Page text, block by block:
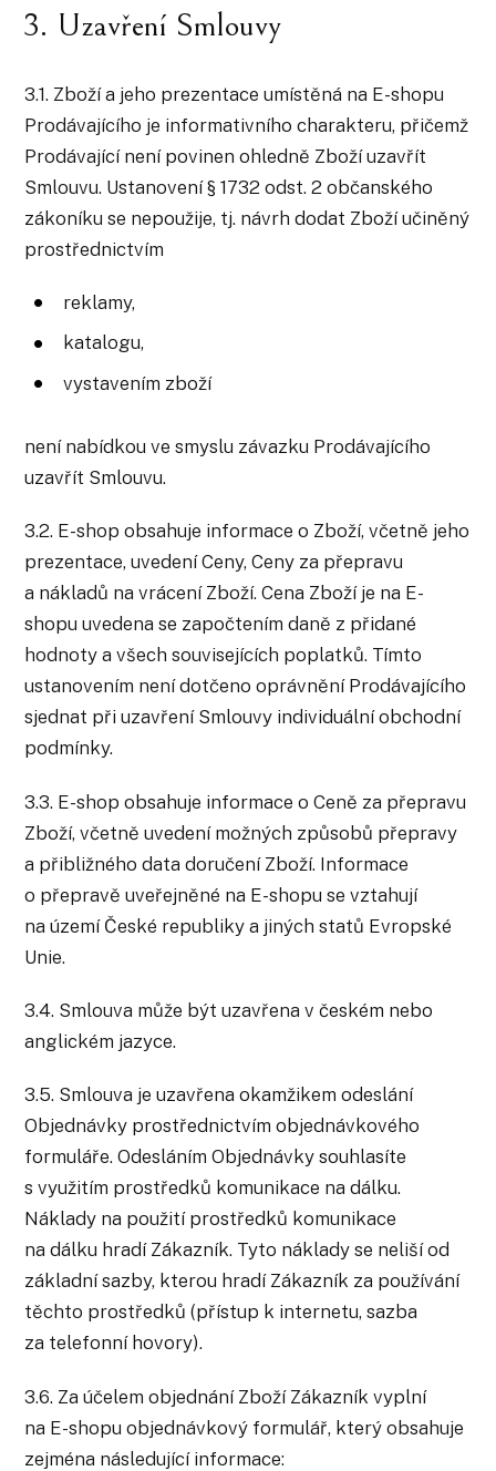
3. Uzavření Smlouvy
3.1. Zboží a jeho prezentace umístěná na E-shopu
Prodávajícího je informativního charakteru, přičemž
Prodávající není povinen ohledně Zboží uzavřít
Smlouvu. Ustanovení § 1732 odst. 2 občanského
zákoníku se nepoužije, tj. návrh dodat Zboží učiněný
prostřednictvím
reklamy,
katalogu,
vystavením zboží
není nabídkou ve smyslu závazku Prodávajícího
uzavřít Smlouvu.
3.2. E-shop obsahuje informace o Zboží, včetně jeho
prezentace, uvedení Ceny, Ceny za přepravu
a nákladů na vrácení Zboží. Cena Zboží je na E-
shopu uvedena se započtením daně z přidané
hodnoty a všech souvisejících poplatků. Tímto
ustanovením není dotčeno oprávnění Prodávajícího
sjednat při uzavření Smlouvy individuální obchodní
podmínky.
3.3. E-shop obsahuje informace o Ceně za přepravu
Zboží, včetně uvedení možných způsobů přepravy
a přibližného data doručení Zboží. Informace
o přepravě uveřejněné na E-shopu se vztahují
na území České republiky a jiných statů Evropské
Unie.
3.4. Smlouva může být uzavřena v českém nebo
anglickém jazyce.
3.5. Smlouva je uzavřena okamžikem odeslání
Objednávky prostřednictvím objednávkového
formuláře. Odesláním Objednávky souhlasíte
s využitím prostředků komunikace na dálku.
Náklady na použití prostředků komunikace
na dálku hradí Zákazník. Tyto náklady se neliší od
základní sazby, kterou hradí Zákazník za používání
těchto prostředků (přístup k internetu, sazba
za telefonní hovory).
3.6. Za účelem objednání Zboží Zákazník vyplní
na E-shopu objednávkový formulář, který obsahuje
zejména následující informace: